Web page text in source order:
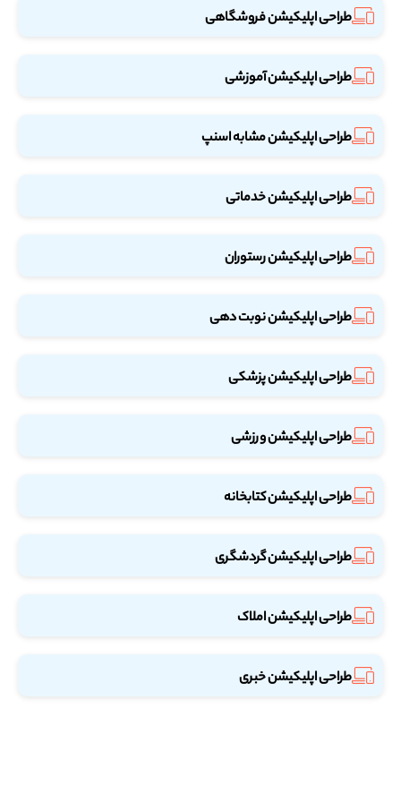
طراحی اپلیکیشن فروشگاهی
طراحی اپلیکیشن آموزشی
طراحی اپلیکیشن مشابه اسنپ
طراحی اپلیکیشن خدماتی
طراحی اپلیکیشن رستوران
طراحی اپلیکیشن نوبت دهی
طراحی اپلیکیشن پزشکی
طراحی اپلیکیشن ورزشی
طراحی اپلیکیشن کتابخانه
طراحی اپلیکیشن گردشگری
طراحی اپلیکیشن املاک
طراحی اپلیکیشن خبری